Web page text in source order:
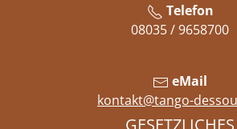
Telefon
08035 / 9658700
eMail
kontakt@tango-
GESETZLICHES